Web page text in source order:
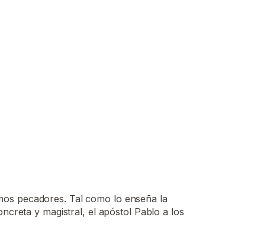
pecadores. Tal como lo enseña la
y magistral, el apóstol Pablo a los